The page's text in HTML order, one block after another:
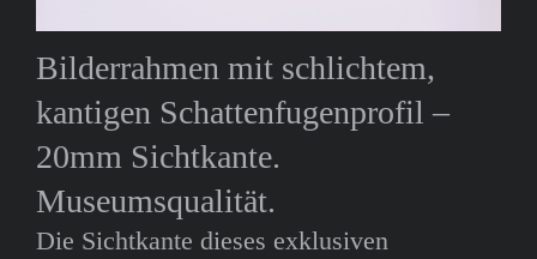
Bilderrahmen mit schlichtem,
kantigen Schattenfugenprofil –
20mm Sichtkante.
Museumsqualität.
Die Sichtkante dieses exklusiven